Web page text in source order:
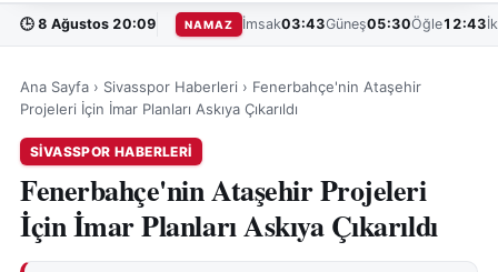
🕒 8 Ağustos 20:09 NAMAZ İmsak03:43Güneş05:30Öğle12:43
Ana Sayfa › Sivasspor Haberleri › Fenerbahçe'nin Ataşehir
Projeleri İçin İmar Planları Askıya Çıkarıldı
SIVASSPOR HABERLERI
Fenerbahçe'nin Ataşehir Projeleri
İçin İmar Planları Askıya Çıkarıldı